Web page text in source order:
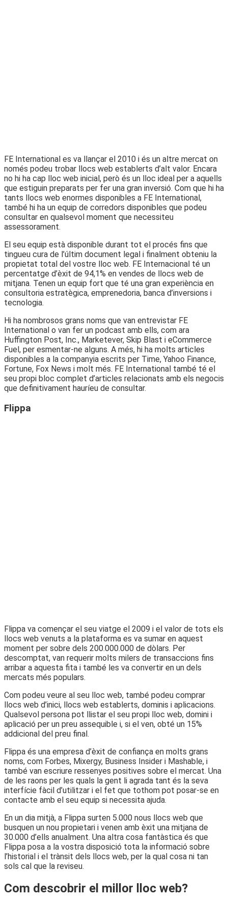
FE International es va llançar el 2010 i és un altre mercat on
només podeu trobar llocs web establerts d’alt valor. Encara
no hi ha cap lloc web inicial, però és un lloc ideal per a aquells
que estiguin preparats per fer una gran inversió. Com que hi ha
tants llocs web enormes disponibles a FE International,
també hi ha un equip de corredors disponibles que podeu
consultar en qualsevol moment que necessiteu
assessorament.
El seu equip està disponible durant tot el procés fins que
tingueu cura de l’últim document legal i finalment obteniu la
propietat total del vostre lloc web. FE Internacional té un
percentatge d’èxit de 94,1% en vendes de llocs web de
mitjana. Tenen un equip fort que té una gran experiència en
consultoria estratègica, emprenedoria, banca d’inversions i
tecnologia.
Hi ha nombrosos grans noms que van entrevistar FE
International o van fer un podcast amb ells, com ara
Huffington Post, Inc., Marketever, Skip Blast i eCommerce
Fuel, per esmentar-ne alguns. A més, hi ha molts articles
disponibles a la companyia escrits per Time, Yahoo Finance,
Fortune, Fox News i molt més. FE International també té el
seu propi bloc complet d’articles relacionats amb els negocis
que definitivament hauríeu de consultar.
Flippa
Flippa va començar el seu viatge el 2009 i el valor de tots els
llocs web venuts a la plataforma es va sumar en aquest
moment per sobre dels 200.000.000 de dòlars. Per
descomptat, van requerir molts milers de transaccions fins
arribar a aquesta fita i també les va convertir en un dels
mercats més populars.
Com podeu veure al seu lloc web, també podeu comprar
llocs web d’inici, llocs web establerts, dominis i aplicacions.
Qualsevol persona pot llistar el seu propi lloc web, domini i
aplicació per un preu assequible i, si el ven, obté un 15%
addicional del preu final.
Flippa és una empresa d’èxit de confiança en molts grans
noms, com Forbes, Mixergy, Business Insider i Mashable, i
també van escriure ressenyes positives sobre el mercat. Una
de les raons per les quals la gent li agrada tant és la seva
interfície fàcil d’utilitzar i el fet que tothom pot posar-se en
contacte amb el seu equip si necessita ajuda.
En un dia mitjà, a Flippa surten 5.000 nous llocs web que
busquen un nou propietari i venen amb èxit una mitjana de
30.000 d’ells anualment. Una altra cosa fantàstica és que
Flippa posa a la vostra disposició tota la informació sobre
l’historial i el trànsit dels llocs web, per la qual cosa ni tan
sols cal que la reviseu.
Com descobrir el millor lloc web?